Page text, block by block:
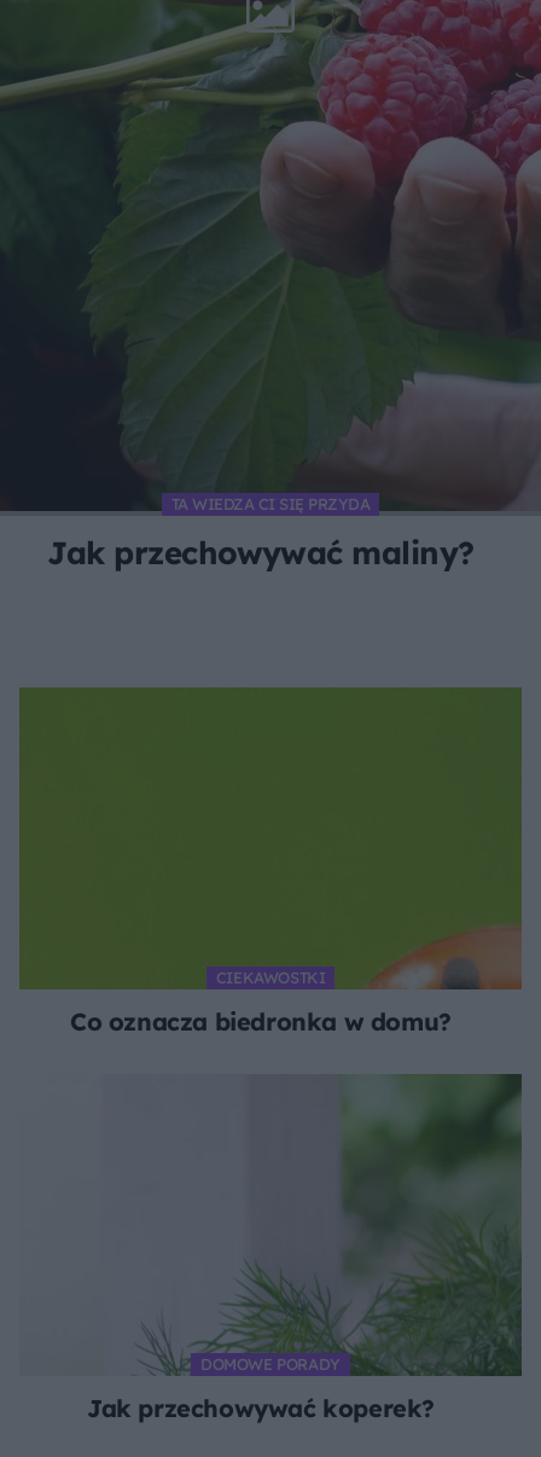
TA WIEDZA CI SIĘ PRZYDA
Jak przechowywać maliny?
CIEKAWOSTKI
Co oznacza biedronka w domu?
DOMOWE PORADY
Jak przechowywać koperek?